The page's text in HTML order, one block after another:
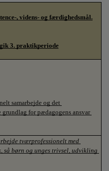
, videns- og færdighedsmål.
3. praktikperiode
samarbejde og det
for pædagogens ansvar
tværprofessionelt med
børn og unges trivsel, udvikling